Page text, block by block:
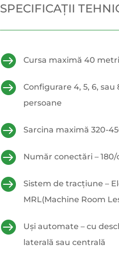
SPECIFICAȚII
 Cursa maximă 40 metri

Configurare 4, 5, 6, sau
persoane
 Sarcina maximă 320-
 Număr conectări – 180/

Sistem de tracțiune –
MRL(Machine Room

Uși automate – cu
laterală sau centrală